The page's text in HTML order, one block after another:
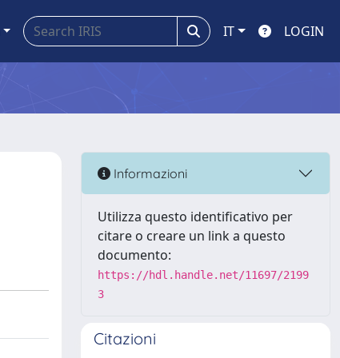
IT LOGIN
Informazioni
Utilizza questo identificativo per
citare o creare un link a questo
documento:
https://hdl.handle.net/11697/2199
3
Citazioni